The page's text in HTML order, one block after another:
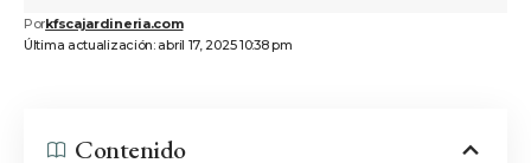
Última actualización: abril 17, 2025 10:38 pm
Porkfscajardineria.com
Contenido